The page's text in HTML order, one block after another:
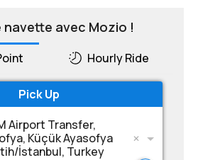
avec Mozio !
Hourly Ride
Pick Up
Airport Transfer,
Küçük Ayasofya
İstanbul, Turkey